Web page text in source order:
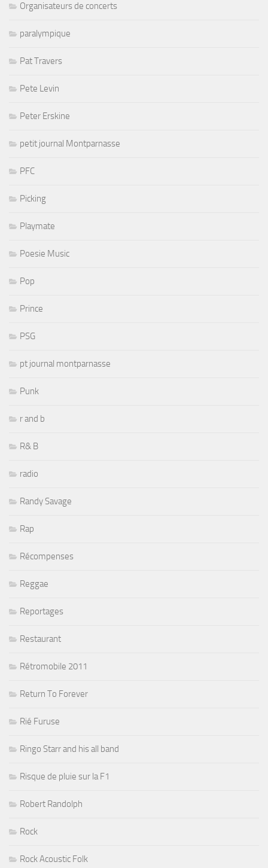
Organisateurs de concerts
paralympique
Pat Travers
Pete Levin
Peter Erskine
petit journal Montparnasse
PFC
Picking
Playmate
Poesie Music
Pop
Prince
PSG
pt journal montparnasse
Punk
r and b
R& B
radio
Randy Savage
Rap
Récompenses
Reggae
Reportages
Restaurant
Rétromobile 2011
Return To Forever
Rié Furuse
Ringo Starr and his all band
Risque de pluie sur la F1
Robert Randolph
Rock
Rock Acoustic Folk